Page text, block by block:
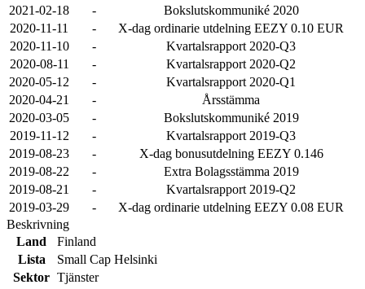
2021-02-18
-
Bokslutskommuniké 2020
2020-11-11
-
X-dag ordinarie utdelning EEZY 0.10 EUR
2020-11-10
-
Kvartalsrapport 2020-Q3
2020-08-11
-
Kvartalsrapport 2020-Q2
2020-05-12
-
Kvartalsrapport 2020-Q1
2020-04-21
-
Årsstämma
2020-03-05
-
Bokslutskommuniké 2019
2019-11-12
-
Kvartalsrapport 2019-Q3
2019-08-23
-
X-dag bonusutdelning EEZY 0.146
2019-08-22
-
Extra Bolagsstämma 2019
2019-08-21
-
Kvartalsrapport 2019-Q2
2019-03-29
-
X-dag ordinarie utdelning EEZY 0.08 EUR
Beskrivning
Land
Finland
Lista
Small Cap Helsinki
Sektor Tjänster